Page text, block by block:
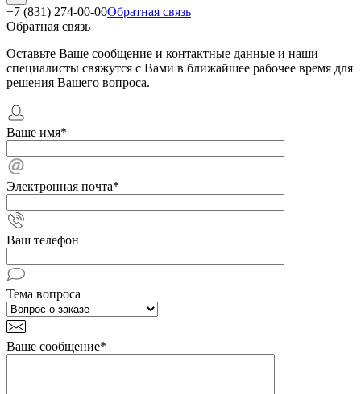
+7 (831) 274-00-00Обратная связь
Обратная связь
Оставьте Ваше сообщение и контактные данные и наши
специалисты свяжутся с Вами в ближайшее рабочее время для
решения Вашего вопроса.
Ваше имя*
Электронная почта*
Ваш телефон
Тема вопроса
Ваше сообщение*